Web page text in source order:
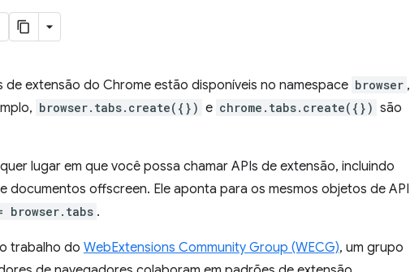
de extensão do Chrome estão disponíveis no namespace browser ,
browser.tabs.create({}) e chrome.tabs.create({}) são
lugar em que você possa chamar APIs de extensão, incluindo
documentos offscreen. Ele aponta para os mesmos objetos de API
browser.tabs .
trabalho do WebExtensions Community Group (WECG), um grupo